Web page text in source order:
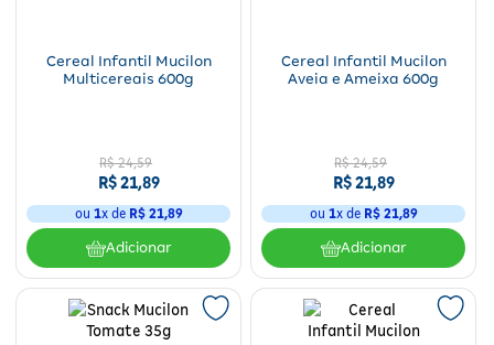
Cereal Infantil Mucilon
Multicereais 600g
R$ 24,59
R$21,89
ou 1x de R$ 21,89
Adicionar
Cereal Infantil Mucilon
Aveia e Ameixa 600g
R$ 24,59
R$21,89
ou 1x de R$ 21,89
Adicionar